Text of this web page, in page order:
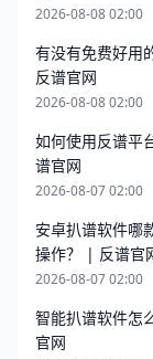
2026-08-08 02:00
有没有免费好用
反谱官网
2026-08-08 02:00
如何使用反谱平
谱官网
2026-08-07 02:00
安卓扒谱软件哪
操作？ | 反谱官
2026-08-07 02:00
智能扒谱软件怎
官网